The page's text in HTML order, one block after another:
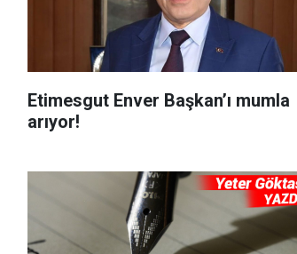
Etimesgut Enver Başkan’ı mumla
arıyor!